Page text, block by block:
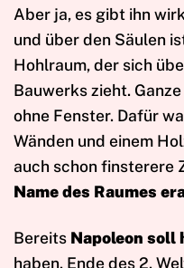
Aber ja, es gibt ihn
und über den Säulen
Hohlraum, der sich
Bauwerks zieht.
ohne Fenster. Dafür
Wänden und einem
auch schon finsterere
Name des Raumes
Bereits Napoleon soll
haben. Ende des 2.